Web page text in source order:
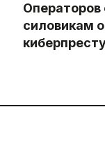
силовикам